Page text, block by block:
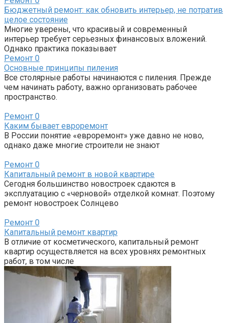
Бюджетный ремонт: как обновить интерьер, не потратив
целое состояние
Многие уверены, что красивый и современный
интерьер требует серьезных финансовых вложений.
Однако практика показывает
Ремонт 0
Основные принципы пиления
Все столярные работы начинаются с пиления. Прежде
чем начинать работу, важно организовать рабочее
пространство.
Ремонт 0
Каким бывает евроремонт
В России понятие «евроремонт» уже давно не ново,
однако даже многие строители не знают
Ремонт 0
Капитальный ремонт в новой квартире
Сегодня большинство новостроек сдаются в
эксплуатацию с «черновой» отделкой комнат. Поэтому
ремонт новостроек Солнцево
Ремонт 0
Капитальный ремонт квартир
В отличие от косметического, капитальный ремонт
квартир осуществляется на всех уровнях ремонтных
работ, в том числе